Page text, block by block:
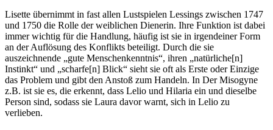
Lisette übernimmt in fast allen Lustspielen Lessings zwischen 1747
und 1750 die Rolle der weiblichen Dienerin. Ihre Funktion ist dabei
immer wichtig für die Handlung, häufig ist sie in irgendeiner Form
an der Auflösung des Konflikts beteiligt. Durch die sie
auszeichnende „gute Menschenkenntnis“, ihren „natürliche[n]
Instinkt“ und „scharfe[n] Blick“ sieht sie oft als Erste oder Einzige
das Problem und gibt den Anstoß zum Handeln. In Der Misogyne
z.B. ist sie es, die erkennt, dass Lelio und Hilaria ein und dieselbe
Person sind, sodass sie Laura davor warnt, sich in Lelio zu
verlieben.